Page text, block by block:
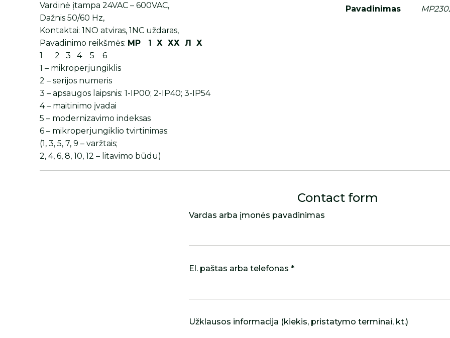
Vardinė įtampa 24VAC – 600VAC,
Dažnis 50/60 Hz,
Kontaktai: 1NO atviras, 1NC uždaras,
Pavadinimo reikšmės: МP 1 Х ХХ Л Х
1 2 3 4 5 6
1 – mikroperjungiklis
2 – serijos numeris
3 – apsaugos laipsnis: 1-IP00; 2-IP40; 3-IP54
4 – maitinimo įvadai
5 – modernizavimo indeksas
6 – mikroperjungiklio tvirtinimas:
(1, 3, 5, 7, 9 – varžtais;
2, 4, 6, 8, 10, 12 – litavimo būdu)
Pavadinimas
Contact form
Vardas arba įmonės pavadinimas
El. paštas arba telefonas *
Užklausos informacija (kiekis, pristatymo terminai, kt.)